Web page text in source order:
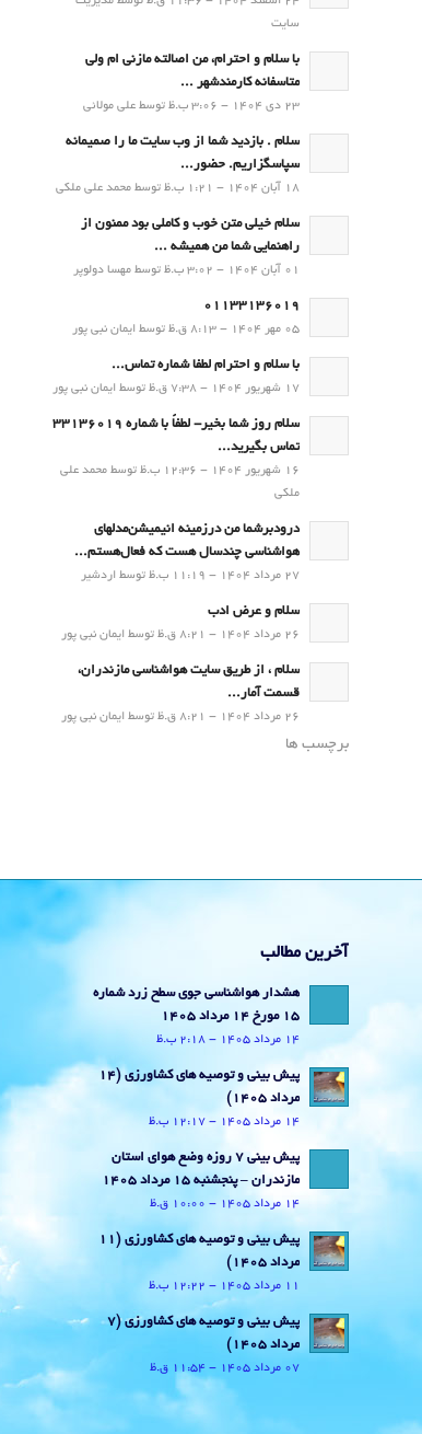
سایت
با سلام و احترام، من اصالته مازنی ام ولی
متاسفانه کارمندشهر ...
23 دی 1404 - 3:06 ب.ظ توسط علی مولائی
سلام . بازدید شما از وب سایت ما را صمیمانه
سپاسگزاریم. حضور...
18 آبان 1404 - 1:21 ب.ظ توسط محمد علی ملکی
سلام خیلی متن خوب و کاملی بود ممنون از
راهنمایی شما من همیشه ...
01 آبان 1404 - 3:02 ب.ظ توسط مهسا دولوپر
01133136019
05 مهر 1404 - 8:13 ق.ظ توسط ایمان نبی پور
با سلام و احترام لطفا شماره تماس...
17 شهریور 1404 - 7:38 ق.ظ توسط ایمان نبی پور
سلام روز شما بخیر- لطفاً با شماره 33136019
تماس بگیرید...
16 شهریور 1404 - 12:36 ب.ظ توسط محمد علی
ملکی
درودبرشما من درزمینه انیمیشن‌مدلهای
هواشناسی چندسال هست که فعال‌هستم...
27 مرداد 1404 - 11:19 ب.ظ توسط اردشیر
سلام و عرض ادب
26 مرداد 1404 - 8:21 ق.ظ توسط ایمان نبی پور
سلام ، از طریق سایت هواشناسی مازندران،
قسمت آمار...
26 مرداد 1404 - 8:21 ق.ظ توسط ایمان نبی پور
برچسب ها
آخرین مطالب
هشدار هواشناسی جوی سطح زرد شماره
15 مورخ 14 مرداد 1405
14 مرداد 1405 - 2:18 ب.ظ
پیش بینی و توصیه های کشاورزی (14
مرداد ۱۴۰۵)
14 مرداد 1405 - 12:17 ب.ظ
پیش بینی 7 روزه وضع هوای استان
مازندران – پنجشنبه 15 مرداد 1405
14 مرداد 1405 - 10:00 ق.ظ
پیش بینی و توصیه های کشاورزی (11
مرداد ۱۴۰۵)
11 مرداد 1405 - 12:22 ب.ظ
پیش بینی و توصیه های کشاورزی (7
مرداد ۱۴۰۵)
07 مرداد 1405 - 11:54 ق.ظ